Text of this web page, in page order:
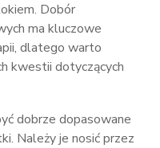
Dobór
ma kluczowe
dlatego warto
kwestii dotyczących
dobrze dopasowane
Należy je nosić przez